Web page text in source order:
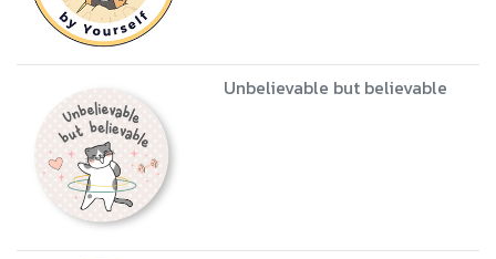
Unbelievable but believable